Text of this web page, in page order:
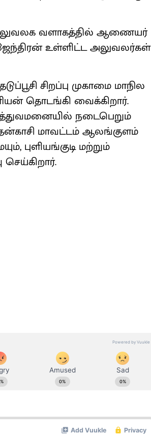
அலுவலக வளாகத்தில் ஆணையர்
உள்ளிட்ட அலுவலர்கள்
சிறப்பு முகாமை மாநில
தொடங்கி வைக்கிறார்.
நடைபெறும்
மாவட்டம் ஆலங்குளம்
புளியங்குடி மற்றும்